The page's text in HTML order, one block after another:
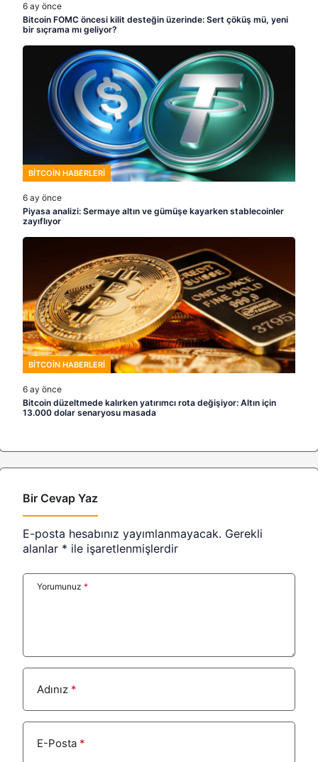
6 ay önce
Bitcoin FOMC öncesi kilit desteğin üzerinde: Sert çöküş mü, yeni
bir sıçrama mı geliyor?
BITCOIN HABERLERI
6 ay önce
Piyasa analizi: Sermaye altın ve gümüşe kayarken stablecoinler
zayıflıyor
BITCOIN HABERLERI
6 ay önce
Bitcoin düzeltmede kalırken yatırımcı rota değişiyor: Altın için
13.000 dolar senaryosu masada
Bir Cevap Yaz
E-posta hesabınız yayımlanmayacak. Gerekli
alanlar * ile işaretlenmişlerdir
Yorumunuz *
Adınız *
E-Posta *